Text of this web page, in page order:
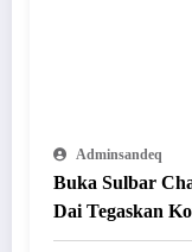
Adminsandeq
Buka Sulbar
Dai Tegaskan
Prestasi